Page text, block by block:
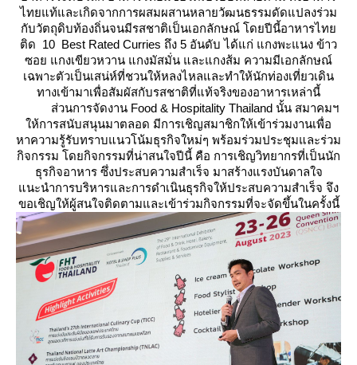
ไทยแท้และเกิดจากการผสมผสานหลายวัฒนธรรมดัดแปลงร่วม
กับวัตถุดิบท้องถิ่นจนมีรสชาติเป็นเอกลักษณ์ โดยปีนี้อาหารไท
ติด 10 Best Rated Curries ถึง 5 อันดับ ได้แก่ แกงพะแนง ข้าว
ซอย แกงเขียวหวาน แกงมัสมั่น และแกงส้ม ความมีเอกลักษณ์
เฉพาะตัวเป็นเสน่ห์ที่ชวนให้หลงไหลและทำให้นักท่องเที่ยวเดิน
ทางเข้ามาเพื่อสัมผัสกับรสชาติที่แท้จริงของอาหารเหล่านี้
ส่วนการจัดงาน Food & Hospitality Thailand นั้น สมาคมฯ
ห้การสนับสนุนมาตลอด มีการเชิญสมาชิกให้เข้าร่วมงานเพื่อ
หาความรู้รับทราบแนวโน้มธุรกิจใหม่ๆ พร้อมร่วมประชุมและร่วม
กิจกรรม โดยกิจกรรมที่น่าสนใจปีนี้ คือ การเชิญวิทยากรที่เป็นนัก
ธุรกิจอาหาร ซึ่งประสบความสำเร็จ มาสร้างแรงบันดาลใจ
นะนำการบริหารและการดำเนินธุรกิจให้ประสบความสำเร็จ จึง
ขอเชิญให้ผู้สนใจติดตามและเข้าร่วมกิจกรรมที่จะจัดขึ้นในครั้งนี้